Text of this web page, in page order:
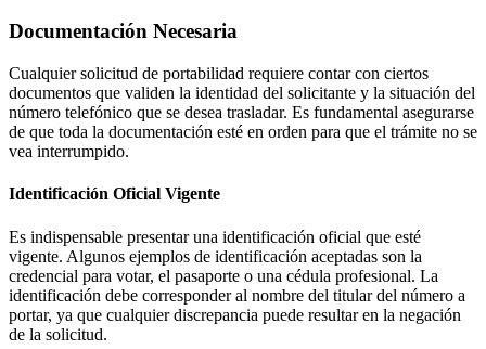
Documentación Necesaria
Cualquier solicitud de portabilidad requiere contar con ciertos
documentos que validen la identidad del solicitante y la situación del
número telefónico que se desea trasladar. Es fundamental asegurarse
de que toda la documentación esté en orden para que el trámite no se
vea interrumpido.
Identificación Oficial Vigente
Es indispensable presentar una identificación oficial que esté
vigente. Algunos ejemplos de identificación aceptadas son la
credencial para votar, el pasaporte o una cédula profesional. La
identificación debe corresponder al nombre del titular del número a
portar, ya que cualquier discrepancia puede resultar en la negación
de la solicitud.